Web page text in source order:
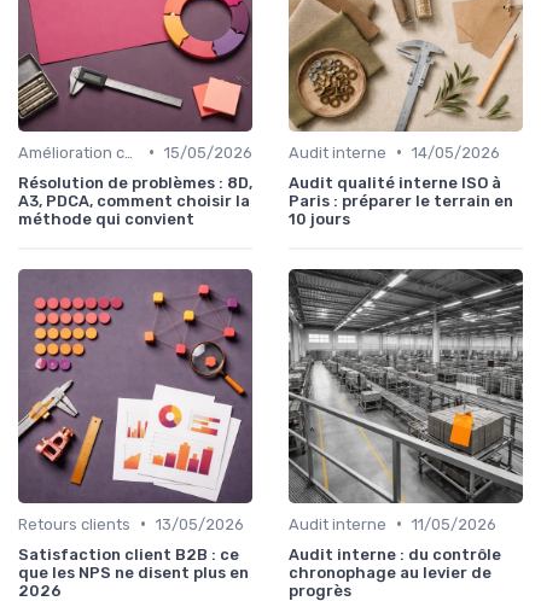
• 15/05/2026
Résolution de problèmes : 8D,
A3, PDCA, comment choisir la
méthode qui convient
Audit interne • 14/05/2026
Audit qualité interne ISO à
Paris : préparer le terrain en
10 jours
Retours clients • 13/05/2026
Satisfaction client B2B : ce
que les NPS ne disent plus en
2026
Audit interne • 11/05/2026
Audit interne : du contrôle
chronophage au levier de
progrès